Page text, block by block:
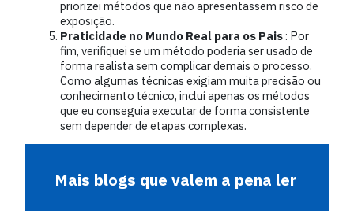
priorizei métodos que não apresentassem risco de
exposição.
Praticidade no Mundo Real para os Pais: Por
fim, verifiquei se um método poderia ser usado de
forma realista sem complicar demais o processo.
Como algumas técnicas exigiam muita precisão ou
conhecimento técnico, incluí apenas os métodos
que eu conseguia executar de forma consistente
sem depender de etapas complexas.
Mais blogs que valem a pena ler